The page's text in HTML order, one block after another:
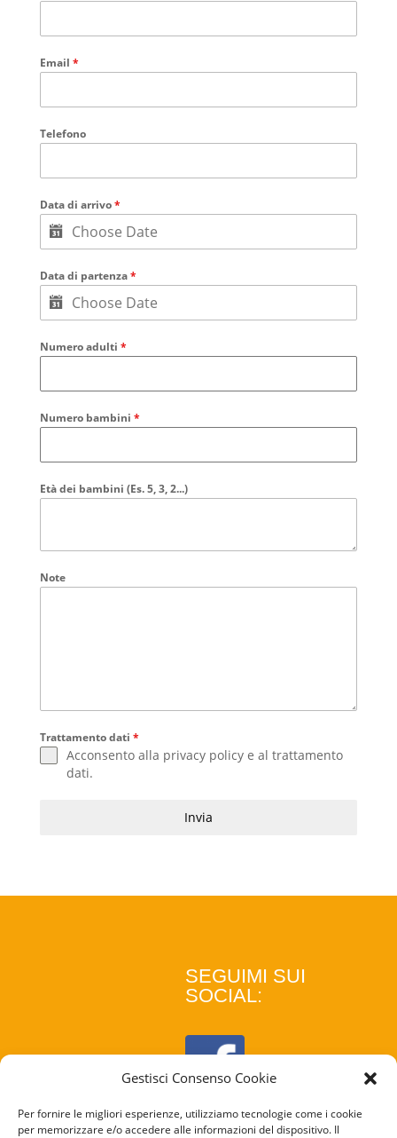
Gestisci Consenso Cookie
Per fornire le migliori esperienze, utilizziamo tecnologie come i cookie
per memorizzare e/o accedere alle informazioni del dispositivo. Il
Email *
Telefono
Data di arrivo*
Data di partenza*
Numero adulti *
Numero bambini *
Età dei bambini (Es. 5, 3, 2...)
Note
Trattamento dati *
Acconsento alla privacy policye al trattamento
dati.
Invia
SEGUIMI SUI
SOCIAL: